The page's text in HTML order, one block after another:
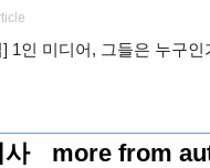
1인 미디어, 그들은 누구인
사 more from